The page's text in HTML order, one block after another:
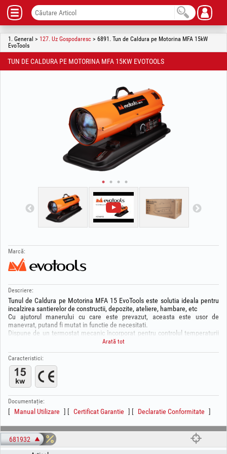
1. General > 127. Uz Gospodaresc > 6891. Tun de Caldura pe Motorina MFA 15kW
EvoTools
TUN DE CALDURA PE MOTORINA MFA 15KW EVOTOOLS
Marcă:
Descriere:
Tunul de Caldura pe Motorina MFA 15 EvoTools este solutia ideala pentru
incalzirea santierelor de constructii, depozite, ateliere, hambare, etc
Cu ajutorul manerului cu care este prevazut, aceasta este usor de
manevrat, putand fi mutat in functie de necesitati.
Dispune de un termostat mecanic încorporat pentru controlul temperaturii
și menținerea unui mediu de lucru confortabil.
De retinut!
Pentru siguranta dumneavoastra nu utilizati produsul in aer liber, pe vreme
umeda, in bai sau alte incaperi cu umiditate ridicata si nu folositi niciodata
tunul de caldura cu mainile ude sau cand cablul este ud, pentru a preveni
socurile electrice sau scurgerile de curent (produsul are aprindere
electrica).
Pozitionati tunul de caldura la distanta de obiecte inflamabile, precum
mobila, draperii, etc.
acoperiti si nu amplasati in locuri unde circulatia aerului poate fi blocata.
Caracteristici:
Arată tot
Caracteristici:
Documentație:
Manual Utilizare Certificat Garantie Declaratie Conformitate
681932